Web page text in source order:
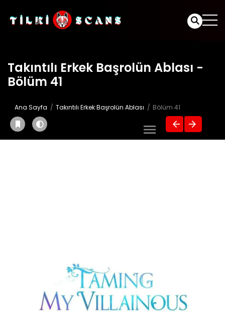
Takıntılı Erkek Başrolün Ablası -
Bölüm 41
Ana Sayfa Takıntılı Erkek Başrolün Ablası Bölüm 41